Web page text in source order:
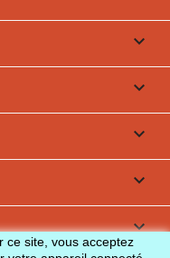





ce site, vous acceptez